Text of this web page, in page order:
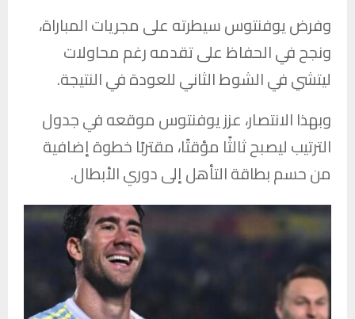
وفرض يوفنتوس سيطرته على مجريات المباراة،
ونجح في الحفاظ على تقدمه رغم محاولات
ليتشي في الشوط الثاني للعودة في النتيجة.
وبهذا الانتصار، عزز يوفنتوس موقعه في جدول
الترتيب ليصبح ثالثًا مؤقتًا، مقتربًا خطوة إضافية
من حسم بطاقة التأهل إلى دوري الأبطال.